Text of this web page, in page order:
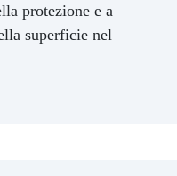
protezione e a
superficie nel